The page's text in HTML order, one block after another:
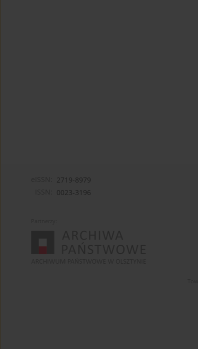
2719-8979
0023-3196